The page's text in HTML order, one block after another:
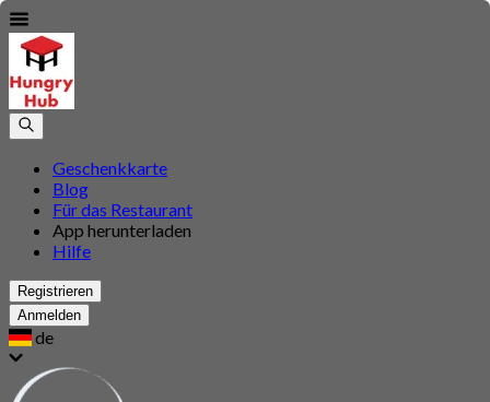
Geschenkkarte
Blog
Für das Restaurant
App herunterladen
Hilfe
Registrieren
Anmelden
de